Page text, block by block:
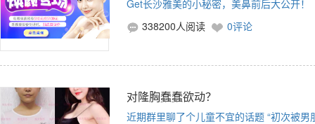
Get长沙雅美的小秘密，美鼻前后大公开！
338200人阅读
0评论
对隆胸蠢蠢欲动？
近期群里聊了个儿童不宜的话题 “初次被